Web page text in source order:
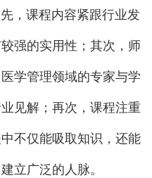
，课程内容紧跟行业发
强的实用性；其次，师
学管理领域的专家与学
见解；再次，课程注重
不仅能吸取知识，还能
立广泛的人脉。